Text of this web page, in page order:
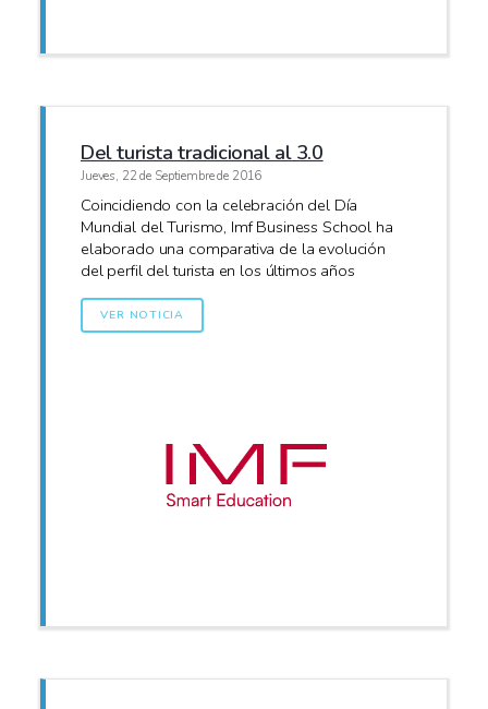
Del turista tradicional al 3.0
Jueves, 22 de Septiembre de 2016
Coincidiendo con la celebración del Día
Mundial del Turismo, Imf Business School ha
elaborado una comparativa de la evolución
del perfil del turista en los últimos años
VER NOTICIA